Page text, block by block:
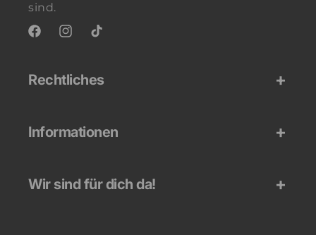
sind.
FacebookInstagram
TikTok
Rechtliches
Informationen
Wir sind für dich da!